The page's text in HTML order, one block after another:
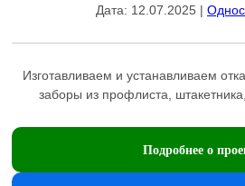
Дата: 12.07.2025 |
Изготавливаем и устанавливаем
заборы из профлиста,
Подробнее о